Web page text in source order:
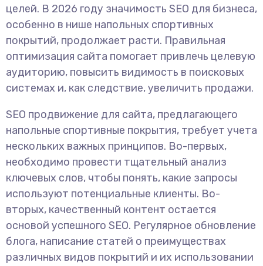
целей. В 2026 году значимость SEO для бизнеса,
особенно в нише напольных спортивных
покрытий, продолжает расти. Правильная
оптимизация сайта помогает привлечь целевую
аудиторию, повысить видимость в поисковых
системах и, как следствие, увеличить продажи.
SEO продвижение для сайта, предлагающего
напольные спортивные покрытия, требует учета
нескольких важных принципов. Во-первых,
необходимо провести тщательный анализ
ключевых слов, чтобы понять, какие запросы
используют потенциальные клиенты. Во-
вторых, качественный контент остается
основой успешного SEO. Регулярное обновление
блога, написание статей о преимуществах
различных видов покрытий и их использовании